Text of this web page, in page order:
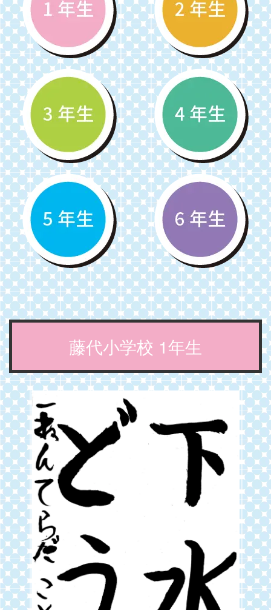
藤代小学校 1年生